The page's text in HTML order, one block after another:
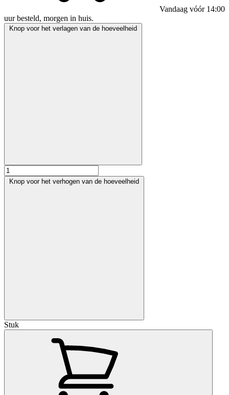
Vandaag vóór 14:00
uur besteld, morgen in huis.
Knop voor het verlagen van de hoeveelheid
Knop voor het verhogen van de hoeveelheid
Stuk